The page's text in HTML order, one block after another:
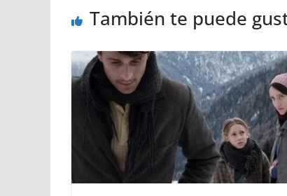
También te puede